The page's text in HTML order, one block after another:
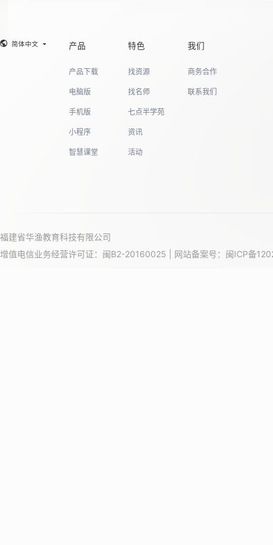
23
简体中文 产品
产品下载
电脑版
手机版
小程序
智慧课堂
特色
找资源
找名师
七点半学苑
资讯
活动
我们
商务合作
联系我们
福建省华渔教育科技有限公司
增值电信业务经营许可证：闽B2-20160025 | 网站备案号： 闽ICP备